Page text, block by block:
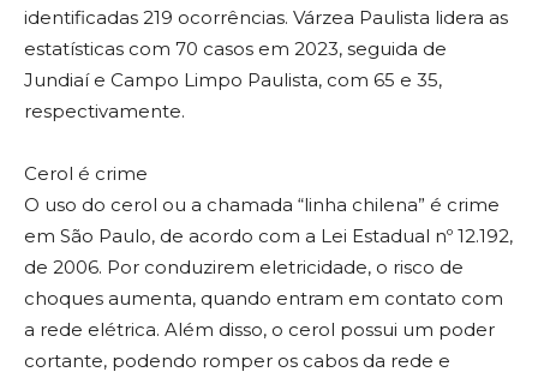
identificadas 219 ocorrências. Várzea Paulista lidera as
estatísticas com 70 casos em 2023, seguida de
Jundiaí e Campo Limpo Paulista, com 65 e 35,
respectivamente.
Cerol é crime
O uso do cerol ou a chamada “linha chilena” é crime
em São Paulo, de acordo com a Lei Estadual nº 12.192,
de 2006. Por conduzirem eletricidade, o risco de
choques aumenta, quando entram em contato com
a rede elétrica. Além disso, o cerol possui um poder
cortante, podendo romper os cabos da rede e